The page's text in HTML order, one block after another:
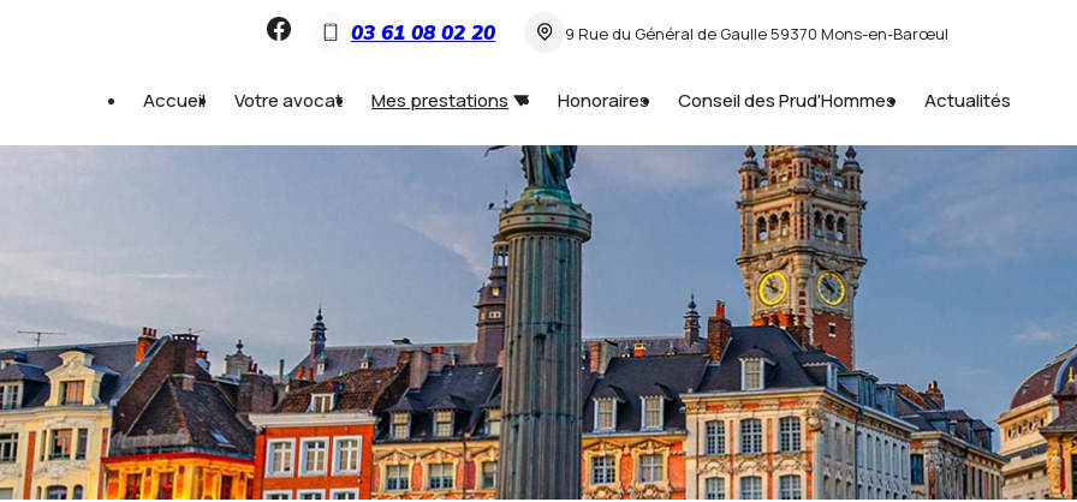
03 61 08 02 20 9 Rue du Général de Gaulle59370 Mons-en-Barœul
Accueil Votre avocat Mes prestations Honoraires Conseil des Prud'Hommes Actualités
Panneau de gestion des cookies